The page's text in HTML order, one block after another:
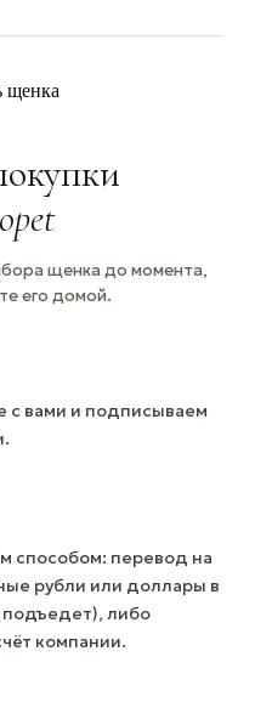
щенка
щенка до момента,
его домой.
с вами и подписываем
способом: перевод на
рубли или доллары в
либо
компании.